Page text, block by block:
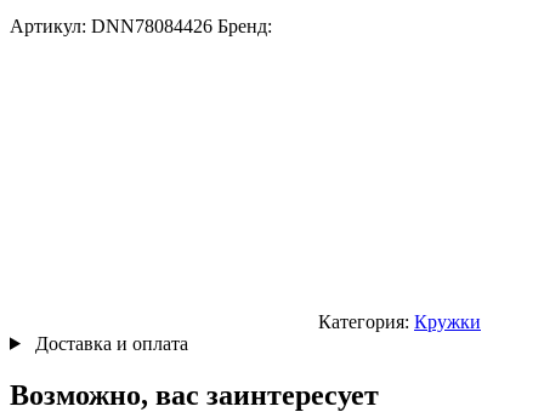
Артикул: DNN78084426 Бренд:
Категория: Кружки
Доставка и оплата
Возможно, вас заинтересует